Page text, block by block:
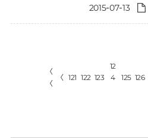
2015-07-13
〈
〈
〈 121 122 123
12
4
125 126